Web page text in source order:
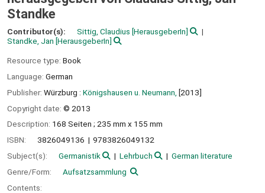
Standke
Contributor(s): Sittig, Claudius [HerausgeberIn]
Standke, Jan [HerausgeberIn]
Resource type: Book
Language: German
Publisher: Würzburg : Königshausen u. Neumann, [2013]
Copyright date: © 2013
Description: 168 Seiten ; 235 mm x 155 mm
ISBN:
3826049136
9783826049132
Subject(s):
Germanistik Lehrbuch
German literature
Genre/Form:
Aufsatzsammlung
Contents: